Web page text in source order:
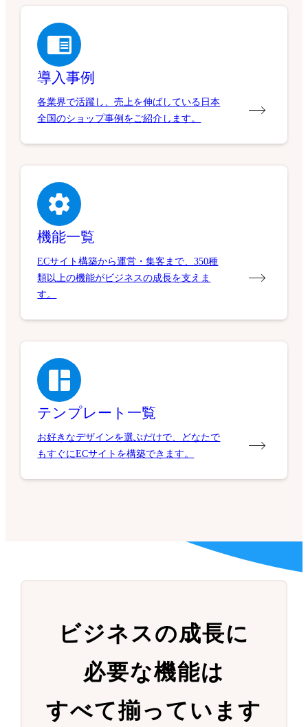
導入事例
各業界で活躍し、売上を伸ばしている日本
全国のショップ事例をご紹介します。
機能一覧
ECサイト構築から運営・集客まで、350種
類以上の機能がビジネスの成長を支えま
す。
テンプレート一覧
お好きなデザインを選ぶだけで、どなたで
もすぐにECサイトを構築できます。
ビジネスの成長に
必要な機能は
すべて揃っています